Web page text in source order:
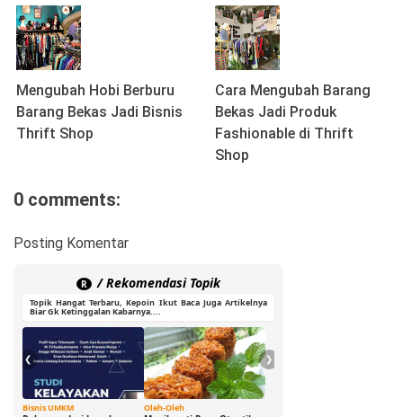
Mengubah Hobi Berburu
Barang Bekas Jadi Bisnis
Thrift Shop
Cara Mengubah Barang
Bekas Jadi Produk
Fashionable di Thrift
Shop
0 comments:
Posting Komentar
R / Rekomendasi Topik
Topik Hangat Terbaru, Kepoin Ikut Baca Juga Artikelnya
Biar Gk Ketinggalan Kabarnya....
Bisnis UMKM Oleh-Oleh
❮ ❯